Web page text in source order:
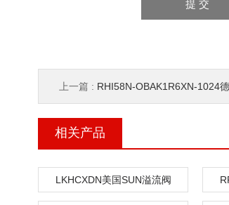
上一篇 : RHI58N-OBAK1R6XN-1024德国
相关产品
LKHCXDN美国SUN溢流阀